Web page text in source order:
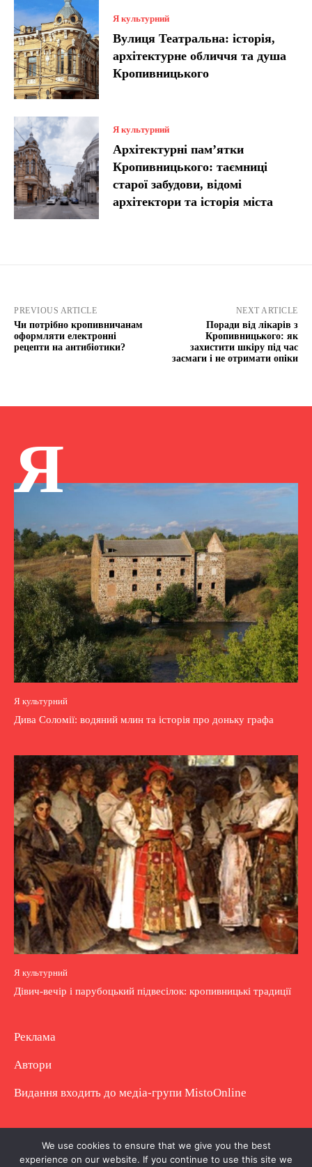
Я культурний
Вулиця Театральна: історія,
архітектурне обличчя та душа
Кропивницького
Я культурний
Архітектурні пам’ятки
Кропивницького: таємниці
старої забудови, відомі
архітектори та історія міста
PREVIOUS ARTICLE
Чи потрібно кропивничанам
оформляти електронні
рецепти на антибіотики?
NEXT ARTICLE
Поради від лікарів з
Кропивницького: як
захистити шкіру під час
засмаги і не отримати опіки
Я
Я культурний
Дива Соломії: водяний млин та історія про доньку графа
Я культурний
Дівич-вечір і парубоцький підвесілок: кропивницькі традиції
Реклама
Автори
Видання входить до медіа-групи MistoOnline
Copyright © Повне використання матеріалу
заборонено. Частково можна з гіперпосиланням.
We use cookies to ensure that we give you the best
experience on our website. If you continue to use this site we